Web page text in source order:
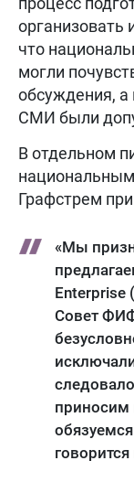
организовать
что
могли
обсуждения,
СМИ были
В отдельном
Графстрем
«Мы
Совет
приносим